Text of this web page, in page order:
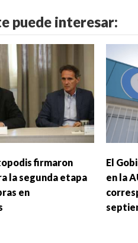
puede interesar:
firmaron
la segunda etapa
en
El
en la